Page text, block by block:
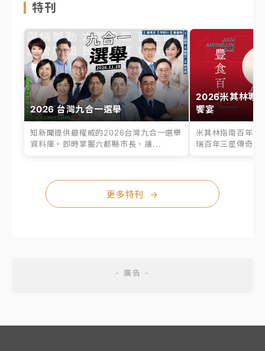
特刊
2026 台灣九合一選舉
知新聞提供最權威的2026台灣九合一選舉
資料庫。即時掌握六都縣市長、議...
2026米其林專
饗宴
米其林指南百年之
瑞百年三星傳奇、
更多特刊 →